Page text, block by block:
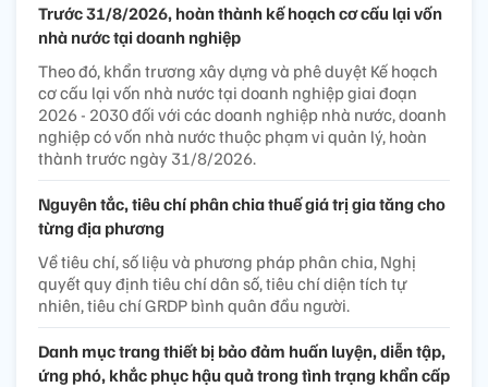
Trước 31/8/2026, hoàn thành kế hoạch cơ cấu lại vốn
nhà nước tại doanh nghiệp
Theo đó, khẩn trương xây dựng và phê duyệt Kế hoạch
cơ cấu lại vốn nhà nước tại doanh nghiệp giai đoạn
2026 - 2030 đối với các doanh nghiệp nhà nước, doanh
nghiệp có vốn nhà nước thuộc phạm vi quản lý, hoàn
thành trước ngày 31/8/2026.
Nguyên tắc, tiêu chí phân chia thuế giá trị gia tăng cho
từng địa phương
Về tiêu chí, số liệu và phương pháp phân chia, Nghị
quyết quy định tiêu chí dân số, tiêu chí diện tích tự
nhiên, tiêu chí GRDP bình quân đầu người.
Danh mục trang thiết bị bảo đảm huấn luyện, diễn tập,
ứng phó, khắc phục hậu quả trong tình trạng khẩn cấp